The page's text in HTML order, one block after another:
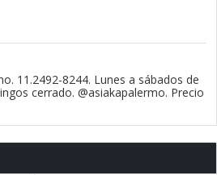
11.2492-8244. Lunes a sábados de
cerrado. @asiakapalermo. Precio